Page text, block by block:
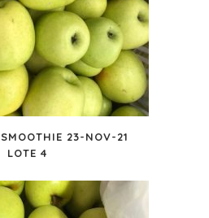
23-NOV-21
LOTE 4